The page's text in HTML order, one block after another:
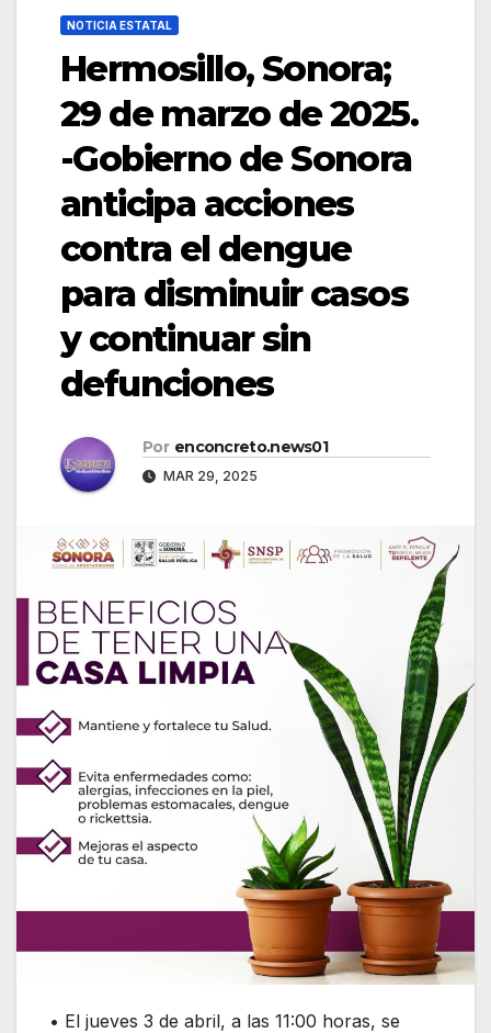
NOTICIA ESTATAL
Hermosillo, Sonora;
29 de marzo de 2025.
-Gobierno de Sonora
anticipa acciones
contra el dengue
para disminuir casos
y continuar sin
defunciones
Por enconcreto.news01
MAR 29, 2025
• El jueves 3 de abril, a las 11:00 horas, se